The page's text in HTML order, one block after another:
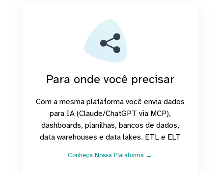
Para onde você precisar
Com a mesma plataforma você envia dados
para IA (Claude/ChatGPT via MCP),
dashboards, planilhas, bancos de dados,
data warehouses e data lakes. ETL e ELT
Conheça Nossa Plataforma →